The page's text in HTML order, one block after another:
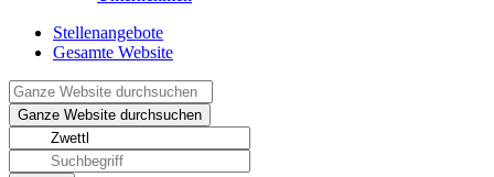
Stellenangebote
Gesamte Website